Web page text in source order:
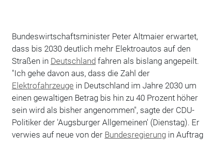
Bundeswirtschaftsminister Peter Altmaier erwartet,
dass bis 2030 deutlich mehr Elektroautos auf den
Straßen in Deutschland fahren als bislang angepeilt.
"Ich gehe davon aus, dass die Zahl der
Elektrofahrzeuge in Deutschland im Jahre 2030 um
einen gewaltigen Betrag bis hin zu 40 Prozent höher
sein wird als bisher angenommen", sagte der CDU-
Politiker der 'Augsburger Allgemeinen' (Dienstag). Er
verwies auf neue von der Bundesregierungin Auftrag